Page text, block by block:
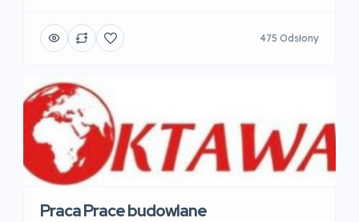
475 Odsłony
Praca Prace budowlane